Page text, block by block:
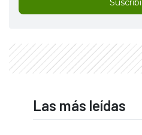
Las más leídas